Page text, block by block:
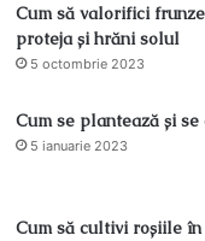
Cum să valorifici
proteja și hrăni solul
5 octombrie 2023
Cum se plantează și
5 ianuarie 2023
Cum să cultivi roșiile